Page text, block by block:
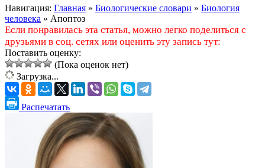
Навигация: Главная » Биологические словари » Биология
человека » Апоптоз
Если понравилась эта статья, можно легко поделиться с
друзьями в соц. сетях или оценить эту запись тут:
Поставить оценку:
(Пока оценок нет)
Загрузка...
Распечатать